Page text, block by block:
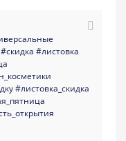
#скидка #листовка
#листовка_скидка